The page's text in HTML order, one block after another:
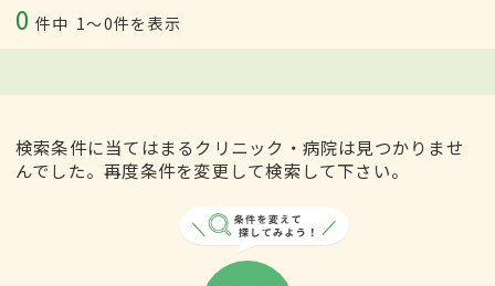
0 件中 1〜0件を表示
検索条件に当てはまるクリニック・病院は見つかりませ
んでした。再度条件を変更して検索して下さい。